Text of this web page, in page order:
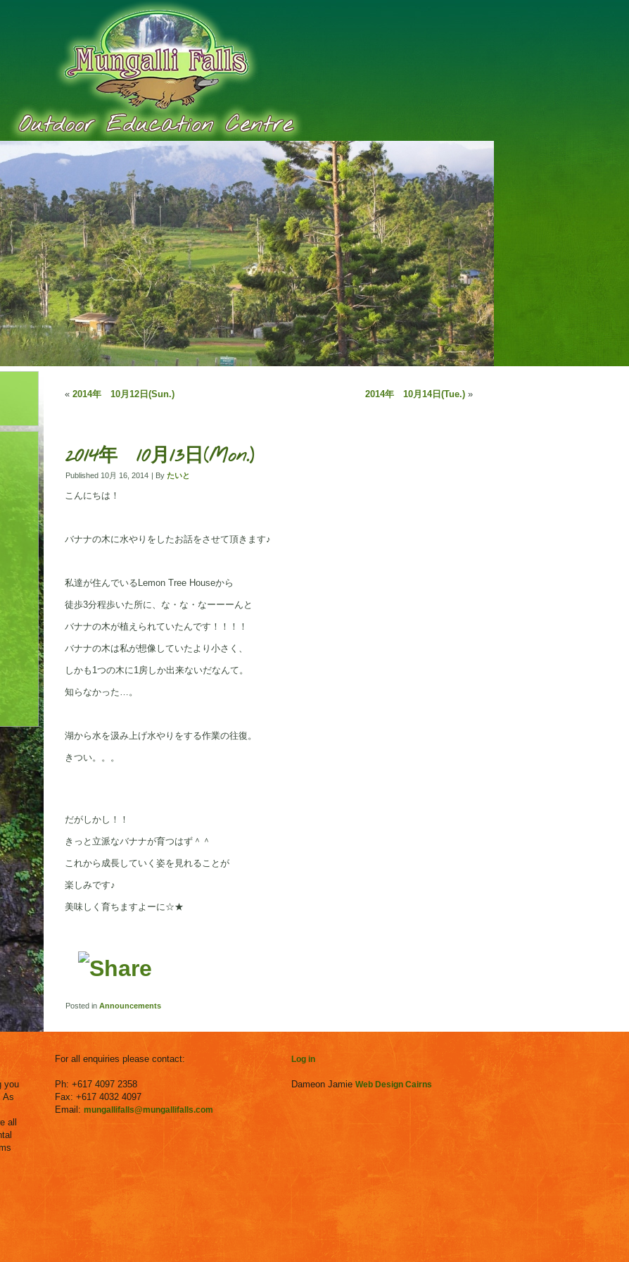
« 2014年 10月12日(Sun.) 2014年 10月14日(Tue.) »
2014年 10月13日(Mon.)
Published 10月 16, 2014 | By たいと
こんにちは！
バナナの木に水やりをしたお話をさせて頂きます♪
私達が住んでいるLemon Tree Houseから
徒歩3分程歩いた所に、な・な・なーーーんと
バナナの木が植えられていたんです！！！！
バナナの木は私が想像していたより小さく、
しかも1つの木に1房しか出来ないだなんて。
知らなかった…。
湖から水を汲み上げ水やりをする作業の往復。
きつい。。。
だがしかし！！
きっと立派なバナナが育つはず＾＾
これから成長していく姿を見れることが
楽しみです♪
美味しく育ちますよーに☆★
Posted in Announcements
you
As
all
For all enquiries please contact:
Ph: +617 4097 2358
Fax: +617 4032 4097
Email: mungallifalls@mungallifalls.com
Log in
Dameon Jamie Web Design Cairns